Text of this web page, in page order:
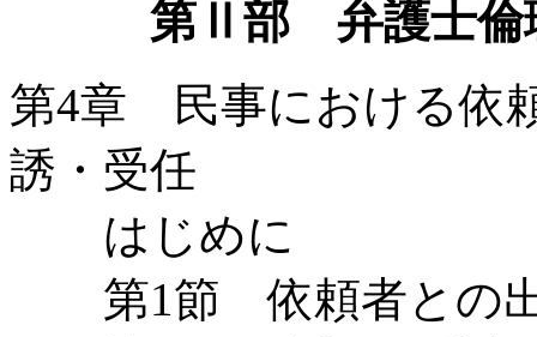
第Ⅱ部 弁護士倫
第4章 民事における依
誘・受任
はじめに
第1節 依頼者との